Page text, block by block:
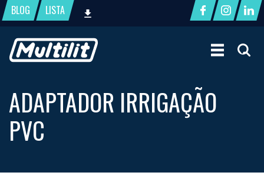
BLOG LISTA
ADAPTADOR IRRIGAÇÃO
PVC